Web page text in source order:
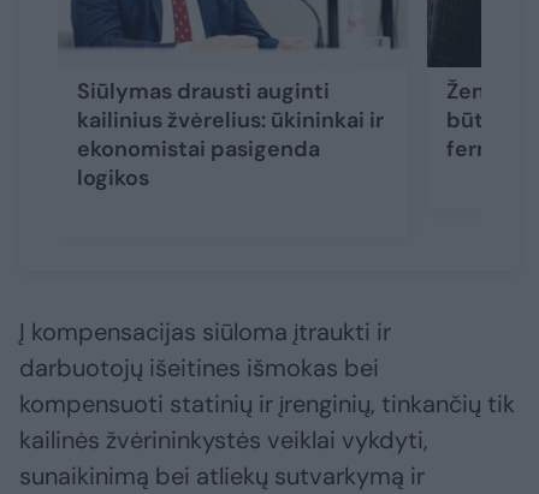
Siūlymas drausti auginti
kailinius žvėrelius: ūkininkai ir
ekonomistai pasigenda
logikos
Žengė
būtų
fermos
Į kompensacijas siūloma įtraukti ir
darbuotojų išeitines išmokas bei
kompensuoti statinių ir įrenginių, tinkančių tik
kailinės žvėrininkystės veiklai vykdyti,
sunaikinimą bei atliekų sutvarkymą ir